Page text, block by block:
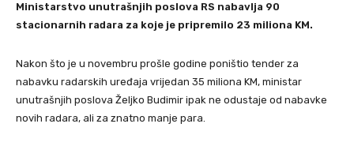
Ministarstvo unutrašnjih poslova RS nabavlja 90
stacionarnih radara za koje je pripremilo 23 miliona KM.
Nakon što je u novembru prošle godine poništio tender za
nabavku radarskih uređaja vrijedan 35 miliona KM, ministar
unutrašnjih poslova Željko Budimir ipak ne odustaje od nabavke
novih radara, ali za znatno manje para.